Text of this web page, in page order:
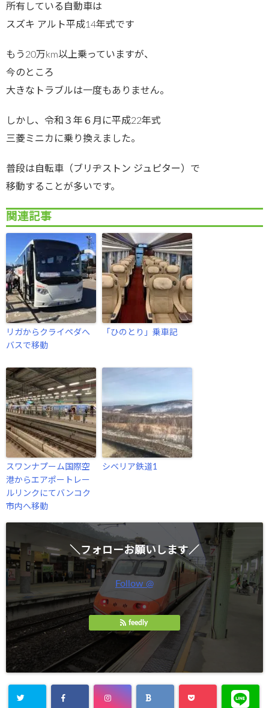
所有している自動車は
スズキ アルト平成14年式です
もう20万km以上乗っていますが、
今のところ
大きなトラブルは一度もありません。
しかし、令和３年６月に平成22年式
三菱ミニカに乗り換えました。
普段は自転車（ブリヂストン ジュピター）で
移動することが多いです。
関連記事
リガからクライペダへ
バスで移動
「ひのとり」乗車記
スワンナプーム国際空
港からエアポートレー
ルリンクにてバンコク
市内へ移動
シベリア鉄道1
＼フォローお願いします／
Follow @
feedly